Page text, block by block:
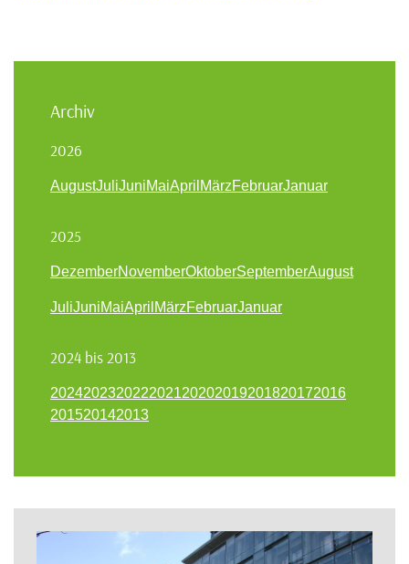
Archiv
2026
AugustJuliJuniMaiApril MärzFebruarJanuar
2025
DezemberNovemberOktoberSeptemberAugust
JuliJuniMaiApril MärzFebruarJanuar
2024 bis 2013
202420232022202120202019201820172016
201520142013